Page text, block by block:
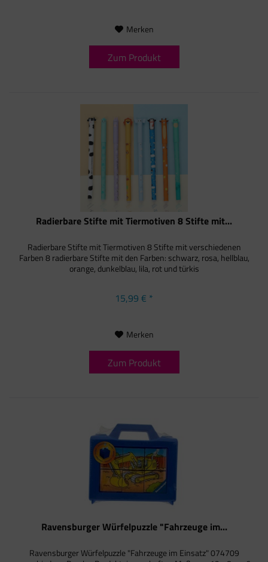
Merken
Zum Produkt
Radierbare Stifte mit Tiermotiven 8 Stifte mit...
Radierbare Stifte mit Tiermotiven 8 Stifte mit verschiedenen
Farben 8 radierbare Stifte mit den Farben: schwarz, rosa, hellblau,
orange, dunkelblau, lila, rot und türkis
15,99 € *
Merken
Zum Produkt
Ravensburger Würfelpuzzle "Fahrzeuge im...
Ravensburger Würfelpuzzle "Fahrzeuge im Einsatz" 074709